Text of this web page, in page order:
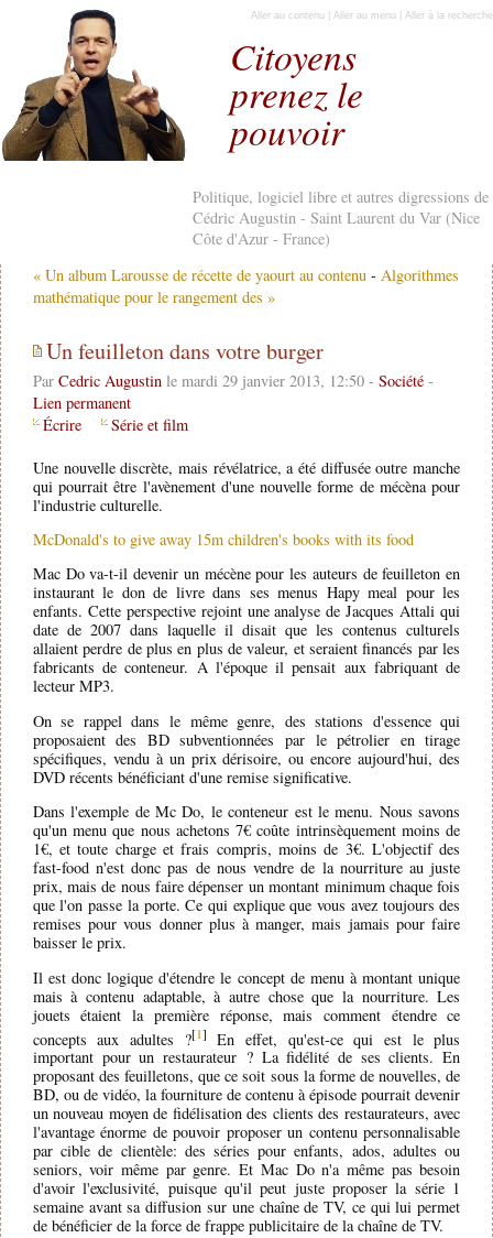
Citoyens
prenez le
pouvoir
Politique, logiciel libre et autres digressions de
Cédric Augustin - Saint Laurent du Var (Nice
Côte d'Azur - France)
Aller au contenu Aller au menu Aller à la recherche
« Un album Larousse de récette de yaourt au contenu - Algorithmes
mathématique pour le rangement des »
Un feuilleton dans votre burger
Par Cedric Augustinle mardi 29 janvier 2013, 12:50 - Société-
Lien permanent
Écrire
Série et film
Une nouvelle discrète, mais révélatrice, a été diffusée outre manche
qui pourrait être l'avènement d'une nouvelle forme de mécèna pour
l'industrie culturelle.
McDonald's to give away 15m children's books with its food
Mac Do va-t-il devenir un mécène pour les auteurs de feuilleton en
instaurant le don de livre dans ses menus Hapy meal pour les
enfants. Cette perspective rejoint une analyse de Jacques Attali qui
date de 2007 dans laquelle il disait que les contenus culturels
allaient perdre de plus en plus de valeur, et seraient financés par les
fabricants de conteneur. A l'époque il pensait aux fabriquant de
lecteur MP3.
On se rappel dans le même genre, des stations d'essence qui
proposaient des BD subventionnées par le pétrolier en tirage
spécifiques, vendu à un prix dérisoire, ou encore aujourd'hui, des
DVD récents bénéficiant d'une remise significative.
Dans l'exemple de Mc Do, le conteneur est le menu. Nous savons
qu'un menu que nous achetons 7€ coûte intrinsèquement moins de
1€, et toute charge et frais compris, moins de 3€. L'objectif des
fast-food n'est donc pas de nous vendre de la nourriture au juste
prix, mais de nous faire dépenser un montant minimum chaque fois
que l'on passe la porte. Ce qui explique que vous avez toujours des
remises pour vous donner plus à manger, mais jamais pour faire
baisser le prix.
Il est donc logique d'étendre le concept de menu à montant unique
mais à contenu adaptable, à autre chose que la nourriture. Les
jouets étaient la première réponse, mais comment étendre ce
concepts aux adultes ?[1]
En effet, qu'est-ce qui est le plus
important pour un restaurateur ? La fidélité de ses clients. En
proposant des feuilletons, que ce soit sous la forme de nouvelles, de
BD, ou de vidéo, la fourniture de contenu à épisode pourrait devenir
un nouveau moyen de fidélisation des clients des restaurateurs, avec
l'avantage énorme de pouvoir proposer un contenu personnalisable
par cible de clientèle: des séries pour enfants, ados, adultes ou
seniors, voir même par genre. Et Mac Do n'a même pas besoin
d'avoir l'exclusivité, puisque qu'il peut juste proposer la série 1
semaine avant sa diffusion sur une chaîne de TV, ce qui lui permet
de bénéficier de la force de frappe publicitaire de la chaîne de TV.